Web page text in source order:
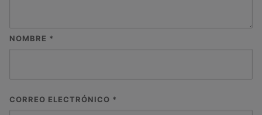
NOMBRE *
CORREO ELECTRÓNICO *